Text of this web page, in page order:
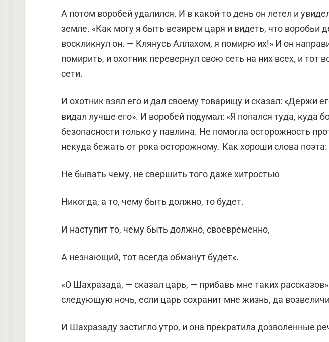
А потом воробей удалился. И в какой-то день он летел и
земле. «Как могу я быть везирем царя и видеть, что воробьи
воскликнул он. — Клянусь Аллахом, я помирю их!» И он
помирить, и охотник перевернул свою сеть на них всех, и тот
сети.
И охотник взял его и дал своему товарищу и сказал: «Держи
видал лучше его». И воробей подумал: «Я попался туда, куда
безопасности только у павлина. Не помогла осторожность
некуда бежать от рока осторожному. Как хороши слова поэта:
Не бывать чему, не свершить того даже хитростью
Никогда, а то, чему быть должно, то будет.
И наступит то, чему быть должно, своевременно,
А незнающий, тот всегда обманут будет«.
«О Шахразада, — сказал царь, — прибавь мне таких
следующую ночь, если царь сохранит мне жизнь, да
И Шахразаду застигло утро, и она прекратила дозволенные